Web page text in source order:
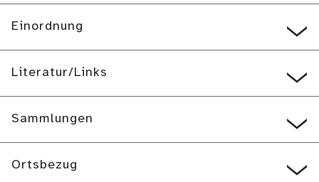
Einordnung
Literatur/Links
Sammlungen
Ortsbezug